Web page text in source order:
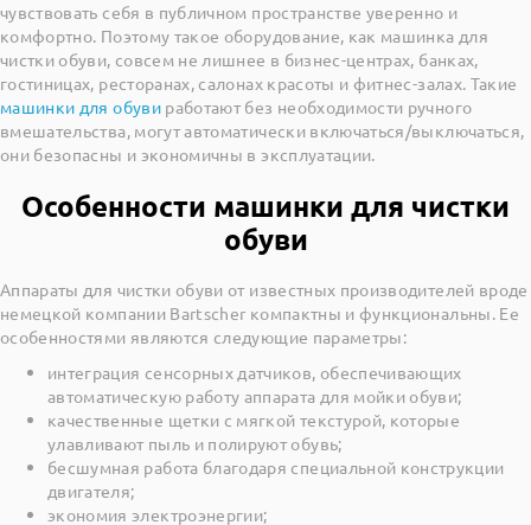
чувствовать себя в публичном пространстве уверенно и
комфортно. Поэтому такое оборудование, как машинка для
чистки обуви, совсем не лишнее в бизнес-центрах, банках,
гостиницах, ресторанах, салонах красоты и фитнес-залах. Такие
машинки для обувиработают без необходимости ручного
вмешательства, могут автоматически включаться/выключаться,
они безопасны и экономичны в эксплуатации.
Особенности машинки для чистки
обуви
Аппараты для чистки обуви от известных производителей вроде
немецкой компании Bartscher компактны и функциональны. Ее
особенностями являются следующие параметры:
интеграция сенсорных датчиков, обеспечивающих
автоматическую работу аппарата для мойки обуви;
качественные щетки с мягкой текстурой, которые
улавливают пыль и полируют обувь;
бесшумная работа благодаря специальной конструкции
двигателя;
экономия электроэнергии;